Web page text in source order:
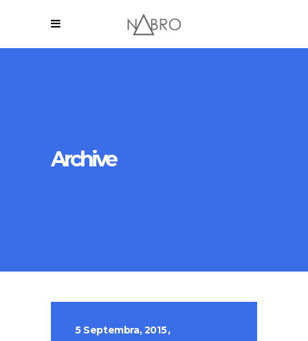
Archive
5 Septembra, 2015